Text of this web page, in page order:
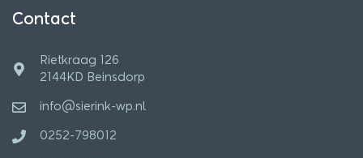
Contact
Rietkraag 126
2144KD Beinsdorp
info@sierink-wp.nl
0252-798012